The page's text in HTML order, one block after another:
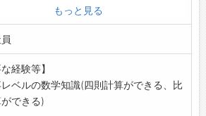
、リブラ改訂(システム改訂)
ご指摘に対する報告書作成
材料対応
業の交代
析の交代
替え作業
職場見学可能。見学時に詳細はご説
もっと見る
な経験等】
レベルの数学知識(四則計算ができる、比
できる)